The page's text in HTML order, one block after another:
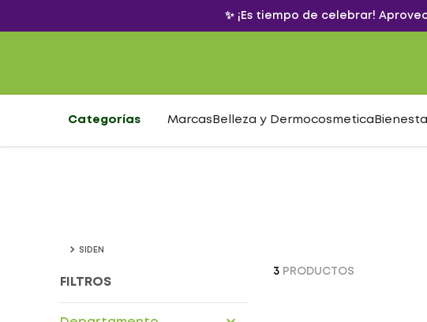
✨ ¡Es tiempo de celebrar!
Categorías Marcas Belleza y Dermocosmetica
SIDEN
FILTROS
3 PRODUCTOS